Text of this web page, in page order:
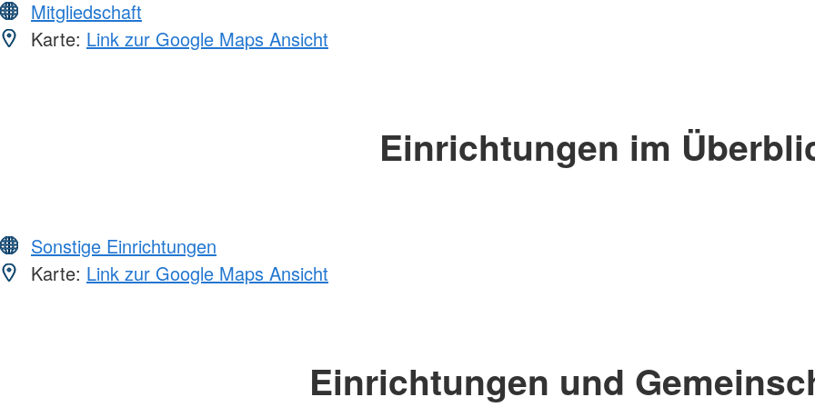
Mitgliedschaft
Karte: Link zur Google Maps Ansicht
Einrichtungen im
Sonstige Einrichtungen
Karte: Link zur Google Maps Ansicht
Einrichtungen und